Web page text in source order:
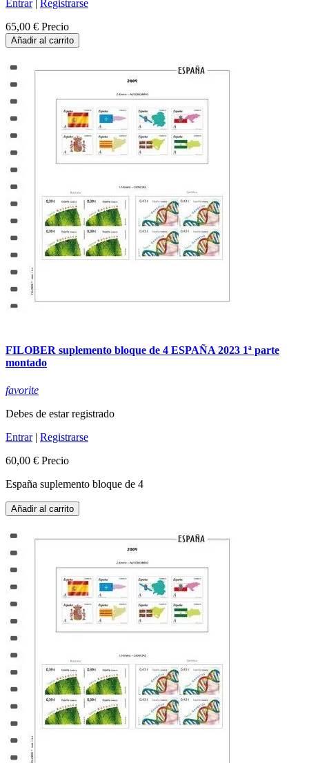
Entrar| Registrarse
65,00 € Precio
Añadir al carrito
FILOBER suplemento bloque de 4 ESPAÑA 2023 1ª parte
montado
favorite
Debes de estar registrado
Entrar| Registrarse
60,00 € Precio
España suplemento bloque de 4
Añadir al carrito